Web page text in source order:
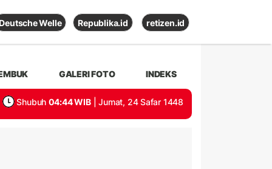
Deutsche Welle Republika.id retizen.id
GALERI FOTO INDEKS
Shubuh 04:44 WIB | Jumat, 24 Safar 1448